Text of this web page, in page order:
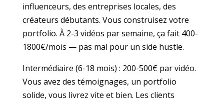
influenceurs, des entreprises locales, des
créateurs débutants. Vous construisez votre
portfolio. À 2-3 vidéos par semaine, ça fait 400-
1800€/mois — pas mal pour un side hustle.
Intermédiaire (6-18 mois) : 200-500€ par vidéo.
Vous avez des témoignages, un portfolio
solide, vous livrez vite et bien. Les clients